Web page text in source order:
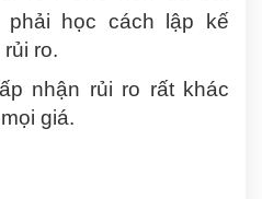
học cách lập kế
ro.
nhận rủi ro rất khác
giá.